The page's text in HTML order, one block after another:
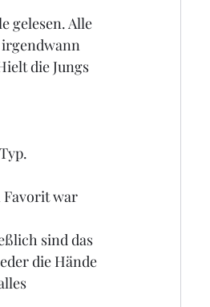
gelesen. Alle
irgendwann
die Jungs
Favorit war
sind das
die Hände